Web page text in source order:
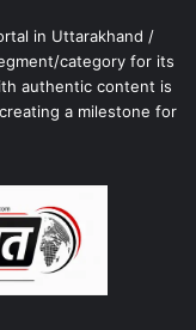
in Uttarakhand /
category for its
authentic content is
a milestone for